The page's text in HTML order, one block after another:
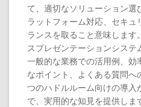
て、適切なソリューション選
ラットフォーム対応、セキュ
ランスを取ること意味します
スプレゼンテーションシステ
一般的な業務での活用例、効
なポイント、よくある質問へ
つのハドルルーム向けの導入
で、実用的な知見を提供しま